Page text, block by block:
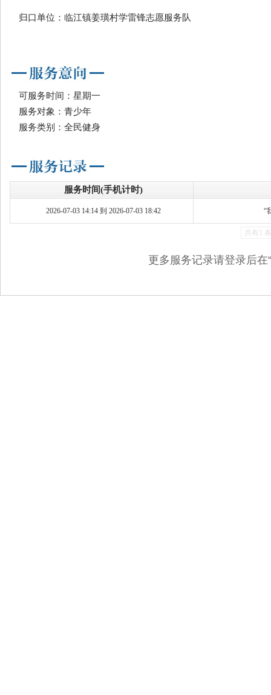
归口单位：临江镇姜璜村学雷锋志愿服务队
可服务时间：星期一
服务对象：青少年
服务类别：全民健身